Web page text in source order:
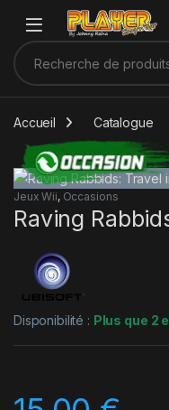
Sauter à la navigation
Skip to content
Recherche pour :
Accueil Catalogue
Jeux Wii, Occasions
Raving
Disponibilité : Plus que 2